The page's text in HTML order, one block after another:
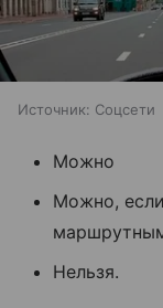
Источник: Соцсети
Можно
Можно,
Нельзя.